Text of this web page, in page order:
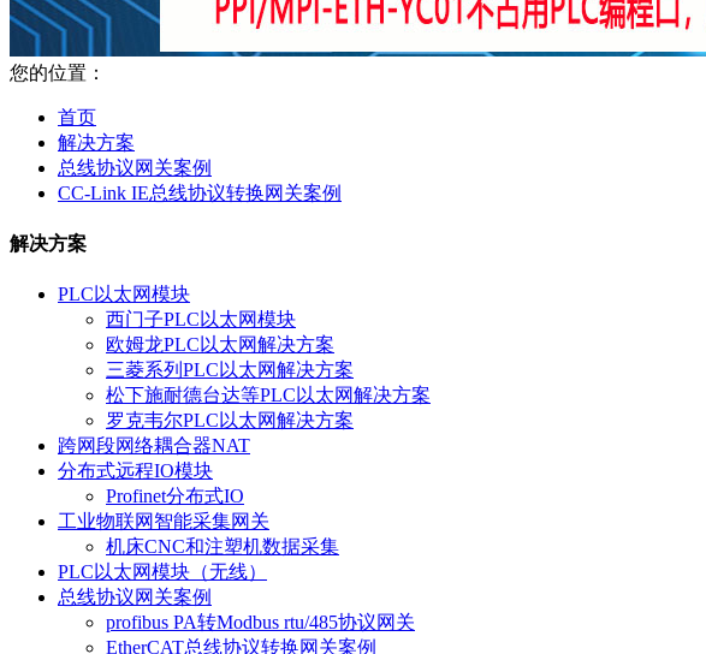
您的位置：
首页
解决方案
总线协议网关案例
CC-Link IE总线协议转换网关案例
解决方案
PLC以太网模块
西门子PLC以太网模块
欧姆龙PLC以太网解决方案
三菱系列PLC以太网解决方案
松下施耐德台达等PLC以太网解决方案
罗克韦尔PLC以太网解决方案
跨网段网络耦合器NAT
分布式远程IO模块
Profinet分布式IO
工业物联网智能采集网关
机床CNC和注塑机数据采集
PLC以太网模块（无线）
总线协议网关案例
profibus PA转Modbus rtu/485协议网关
EtherCAT总线协议转换网关案例